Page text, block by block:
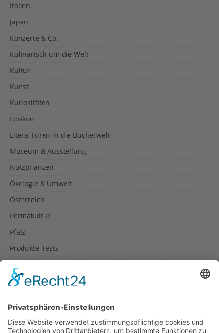
Italien
Japan
Konzerte & Co.
Kulinarisch um die Welt
Kultur
Kunst
Kuriositäten
Lexikon
Litera-Türen in die Bücherwelt
Museum & Ausstellung
Nutzpflanzen
Ökologie & Umwelt
Österreich
Permakultur
Pfalz
Produkte-Tests
Rezepte
Spanien
Südtirol